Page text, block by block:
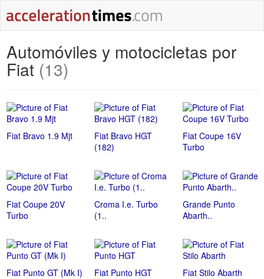
Automóviles y motocicletas por
Fiat (13)
Fiat Bravo 1.9 Mjt
Fiat Bravo HGT
(182)
Fiat Coupe 16V
Turbo
Fiat Coupe 20V
Turbo
Croma I.e. Turbo
(1..
Grande Punto
Abarth..
Fiat Punto GT (Mk I) Fiat Punto HGT Fiat Stilo Abarth